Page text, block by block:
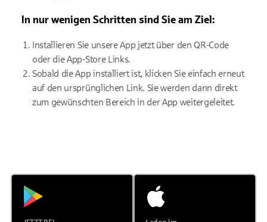
In nur wenigen Schritten sind Sie am Ziel:
Installieren Sie unsere App jetzt über den QR-Code
oder die App-Store Links.
Sobald die App installiert ist, klicken Sie einfach erneut
auf den ursprünglichen Link. Sie werden dann direkt
zum gewünschten Bereich in der App weitergeleitet.